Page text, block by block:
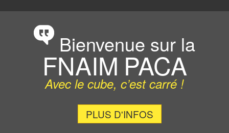
SYNDIC
Bienvenue sur la
FNAIM PACA
Avec le cube, c’est carré !
PLUS D'INFOS